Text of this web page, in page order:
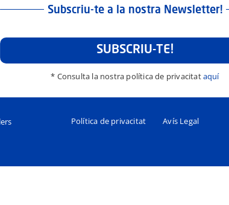
Subscriu-te a la nostra Newsletter!
SUBSCRIU-TE!
* Consulta la nostra política de privacitataquí
Política de privacitat Avís Legal